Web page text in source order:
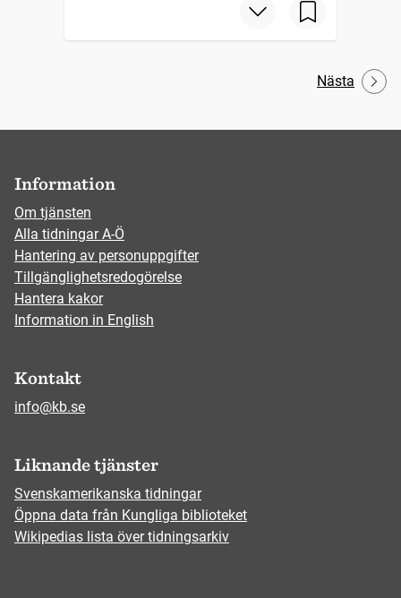
Nästa
Information
Om tjänsten
Alla tidningar A-Ö
Hantering av personuppgifter
Tillgänglighetsredogörelse
Hantera kakor
Information in English
Kontakt
info@kb.se
Liknande tjänster
Svenskamerikanska tidningar
Öppna data från Kungliga biblioteket
Wikipedias lista över tidningsarkiv